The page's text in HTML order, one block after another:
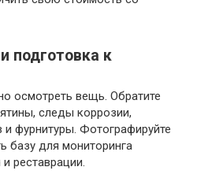
подготовка к
осмотреть вещь. Обратите
следы коррозии,
и фурнитуры. Фотографируйте
базу для мониторинга
реставрации.